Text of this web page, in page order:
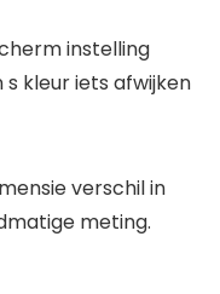
instelling
kleur iets afwijken
verschil in
meting.